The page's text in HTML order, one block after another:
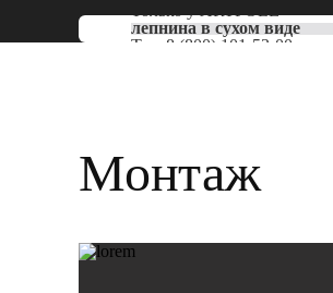
Только уARTPOLE
лепнина в сухом виде
Тел: 8 (800) 101-53-00
Монтаж